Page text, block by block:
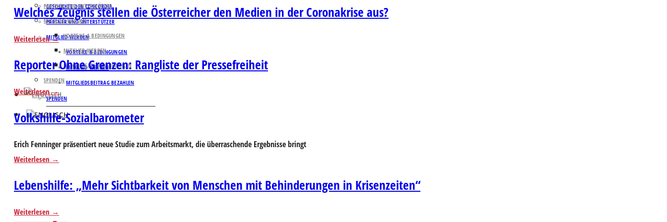
GESCHICHTE DER CONCORDIA
PARTNER UND UNTERSTÜTZER
MITGLIED WERDEN
VORTEILE & BEDINGUNGEN
MITGLIED WERDEN
MITGLIEDSBEITRAG BEZAHLEN
SPENDEN
PARTNER UND UNTERSTÜTZER
MITGLIED WERDEN
VORTEILE & BEDINGUNGEN
MITGLIED WERDEN
MITGLIEDSBEITRAG BEZAHLEN
SPENDEN
Welches Zeugnis stellen die Österreicher den Medien in der Coronakrise aus?
Weiterlesen
Reporter Ohne Grenzen: Rangliste der Pressefreiheit
Weiterlesen
Volkshilfe-Sozialbarometer
Erich Fenninger präsentiert neue Studie zum Arbeitsmarkt, die überraschende Ergebnisse bringt
Weiterlesen
Lebenshilfe: „Mehr Sichtbarkeit von Menschen mit Behinderungen in Krisenzeiten“
Weiterlesen